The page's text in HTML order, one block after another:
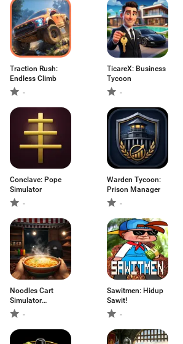
Traction Rush:
Endless Climb
-
TicareX: Business
Tycoon
-
Conclave: Pope
Simulator
-
Warden Tycoon:
Prison Manager
-
Noodles Cart
Simulator
Anomaly
-
Sawitmen: Hidup
Sawit!
-